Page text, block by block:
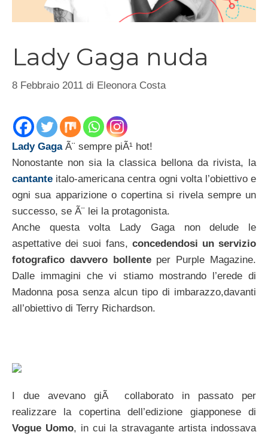
Lady Gaga nuda
8 Febbraio 2011 di Eleonora Costa
Lady GagaÃ¨ sempre piÃ¹ hot!
Nonostante non sia la classica bellona da rivista, la
cantante italo-americana centra ogni volta l’obiettivo e
ogni sua apparizione o copertina si rivela sempre un
successo, se Ã¨ lei la protagonista.
Anche questa volta Lady Gaga non delude le
aspettative dei suoi fans, concedendosi un servizio
fotografico davvero bollenteper Purple Magazine.
Dalle immagini che vi stiamo mostrando l’erede di
Madonna posa senza alcun tipo di imbarazzo,davanti
all’obiettivo di Terry Richardson.
I due avevano giÃ collaborato in passato per
realizzare la copertina dell’edizione giapponese di
Vogue Uomo, in cui la stravagante artista indossava